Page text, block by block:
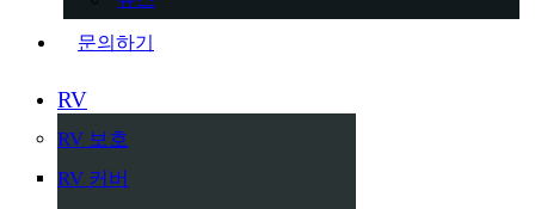
문의하기
RV
RV 보호
RV 커버